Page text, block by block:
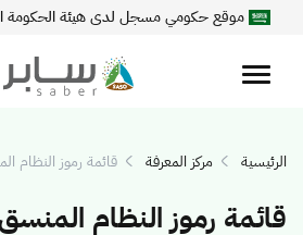
موقع حكومي مسجل لدى هيئة الحكومة
الرئيسية مركز المعرفة قائمة رموز النظام
قائمة رموز النظام المنسق